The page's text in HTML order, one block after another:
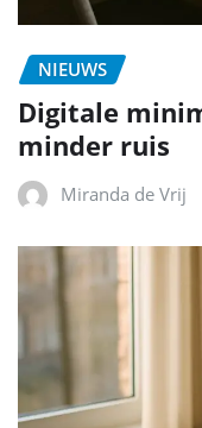
NIEUWS
Digitale
minder ruis
Miranda de Vrij